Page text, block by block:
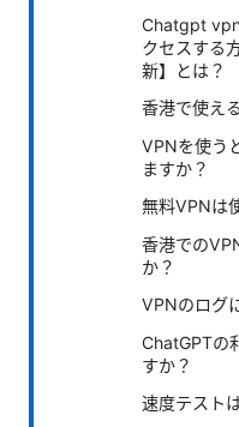
Chatgpt
クセスする
新】とは？
香港で使え
VPNを使う
ますか？
無料VPNは
香港での
か？
VPNのログ
ChatGPTの
すか？
速度テスト